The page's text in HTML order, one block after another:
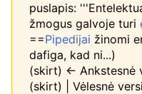
puslapis:
žmogus galvoje turi
==Pipedijai žinomi
dafiga, kad ni...)
(skirt) ← Ankstesnė
(skirt) | Vėlesnė